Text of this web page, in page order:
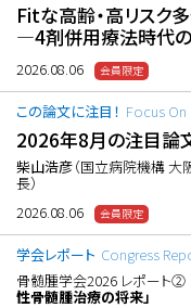
Fitな高齢・高リスク
―4剤併用療法時代
2026.08.06
この論文に注目！ Focus On
2026年8月の注目論文
柴山浩彦（国立病院機構
長）
2026.08.06
学会レポート Congress
骨髄腫学会2026 レポート②
性骨髄腫治療の将来」